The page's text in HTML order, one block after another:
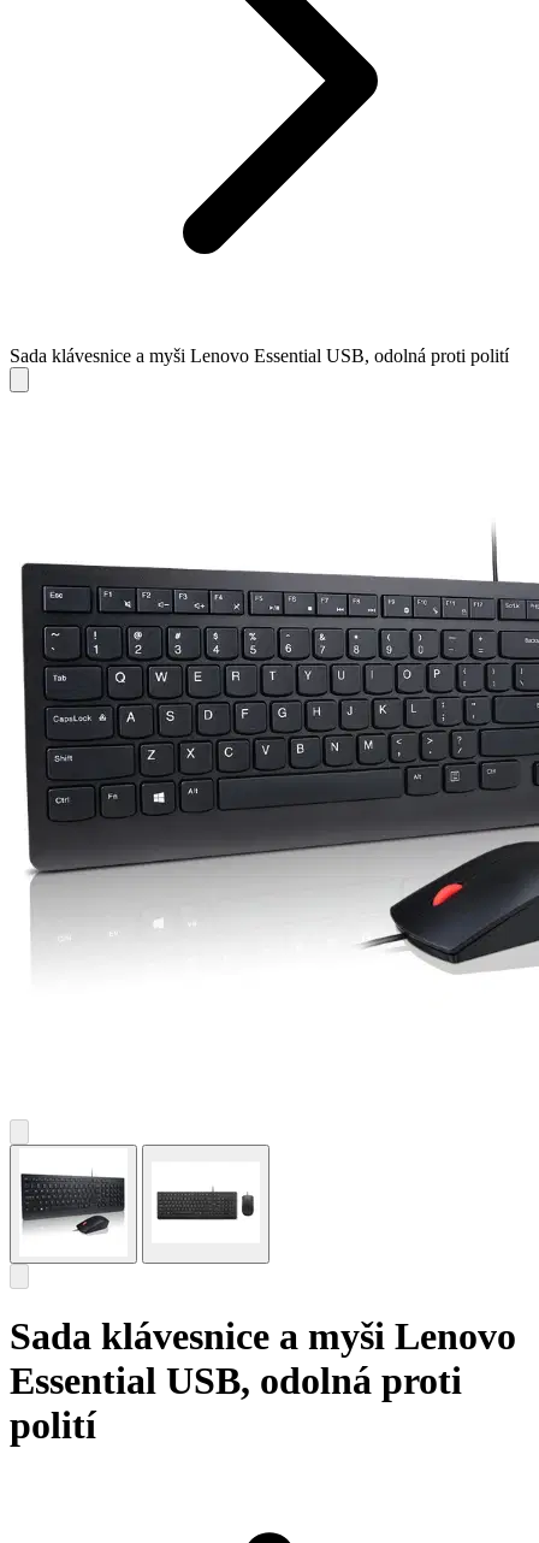
Sada klávesnice a myši Lenovo Essential USB, odolná proti polití
Sada klávesnice a myši Lenovo
Essential USB, odolná proti
polití